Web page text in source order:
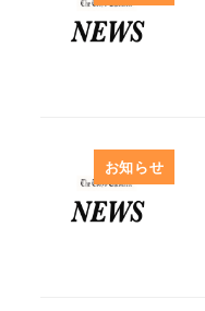
お知らせ